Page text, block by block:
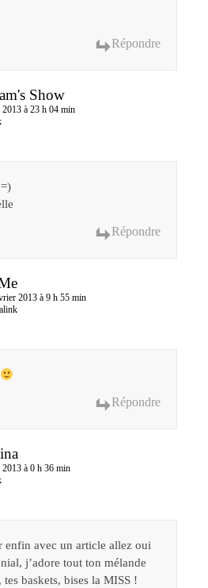
Répondre
Show
à 23 h 04 min
Répondre
2013 à 9 h 55 min
Répondre
à 0 h 36 min
enfin avec un article allez oui
j’adore tout ton mélande
baskets, bises la MISS !